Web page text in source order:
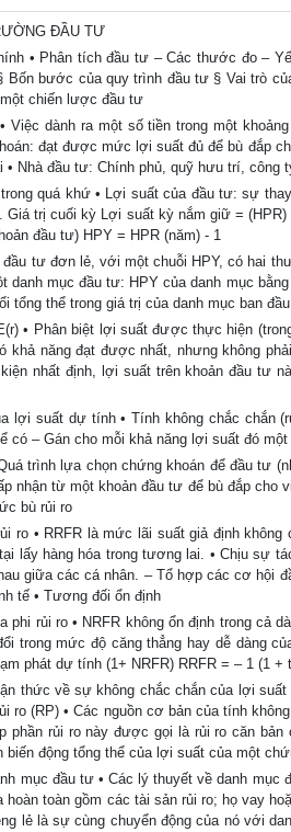
ĐẦU TƯ
• Phân tích đầu tư – Các thước đo –
Bốn bước của quy trình đầu tư § Vai trò
chiến lược đầu tư
Việc dành ra một số tiền trong một
đạt được mức lợi suất đủ để bù đắp
• Nhà đầu tư: Chính phủ, quỹ hưu trí, công
quá khứ • Lợi suất của đầu tư: sự
Giá trị cuối kỳ Lợi suất kỳ nắm giữ =
đầu tư) HPY = HPR (năm) - 1
đầu tư đơn lẻ, với một chuỗi HPY, có hai
danh mục đầu tư: HPY của danh mục
tổng thể trong giá trị của danh mục ban
• Phân biệt lợi suất được thực hiện
khả năng đạt được nhất, nhưng không
nhất định, lợi suất trên khoản đầu tư
lợi suất dự tính • Tính không chắc chắn
có – Gán cho mỗi khả năng lợi suất đó
trình lựa chọn chứng khoán để đầu tư
nhận từ một khoản đầu tư để bù đắp cho
bù rủi ro
ro • RRFR là mức lãi suất giả định
lấy hàng hóa trong tương lai. • Chịu sự
giữa các cá nhân. – Tổ hợp các cơ hội
tế • Tương đối ổn định
phi rủi ro • NRFR không ổn định trong cả
trong mức độ căng thẳng hay dễ dàng
phát dự tính (1+ NRFR) RRFR = – 1 (1 +
thức về sự không chắc chắn của lợi
ro (RP) • Các nguồn cơ bản của tính
phần rủi ro này được gọi là rủi ro căn
biến động tổng thể của lợi suất của một
mục đầu tư • Các lý thuyết về danh
hoàn toàn gồm các tài sản rủi ro; họ vay
lẻ là sự cùng chuyển động của nó với